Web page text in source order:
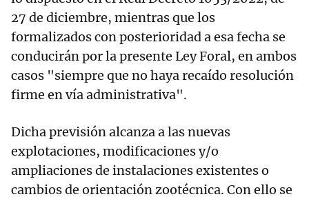
27 de diciembre, mientras que los
formalizados con posterioridad a esa fecha se
conducirán por la presente Ley Foral, en ambos
casos "siempre que no haya recaído resolución
firme en vía administrativa".
Dicha previsión alcanza a las nuevas
explotaciones, modificaciones y/o
ampliaciones de instalaciones existentes o
cambios de orientación zootécnica. Con ello se